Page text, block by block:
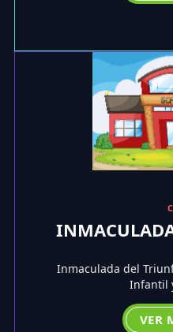
Inmaculada del
Infantil
VER